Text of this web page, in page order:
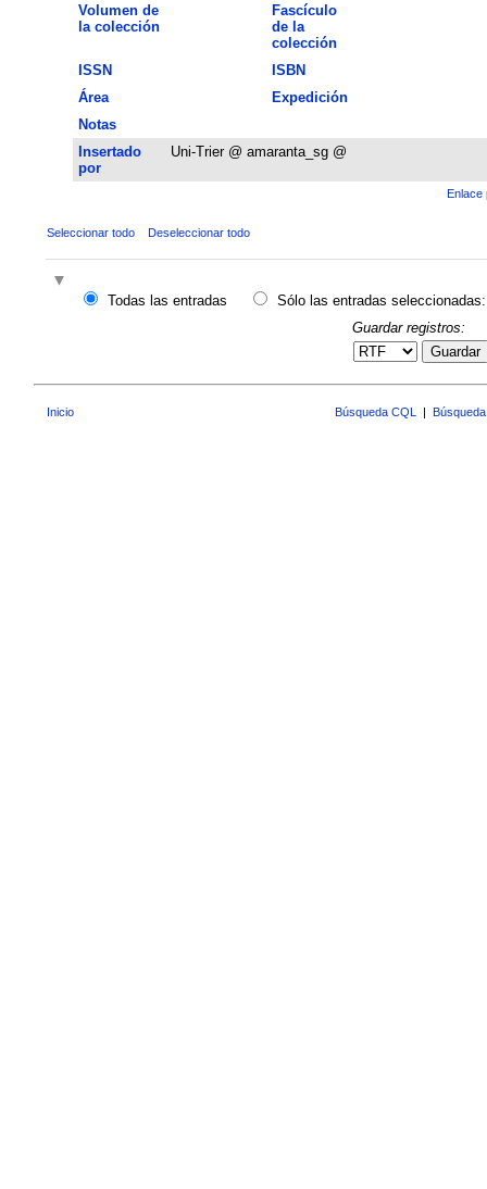
Volumen de
la colección
Fascículo
de la
colección
ISSN
ISBN
Área
Expedición
Notas
Insertado
por
Uni-Trier @ amaranta_sg @
Enlace
Seleccionar todo Deseleccionar todo
Todas las entradas
Sólo las entradas seleccionadas:
Guardar registros:
Guardar
Inicio Búsqueda CQL